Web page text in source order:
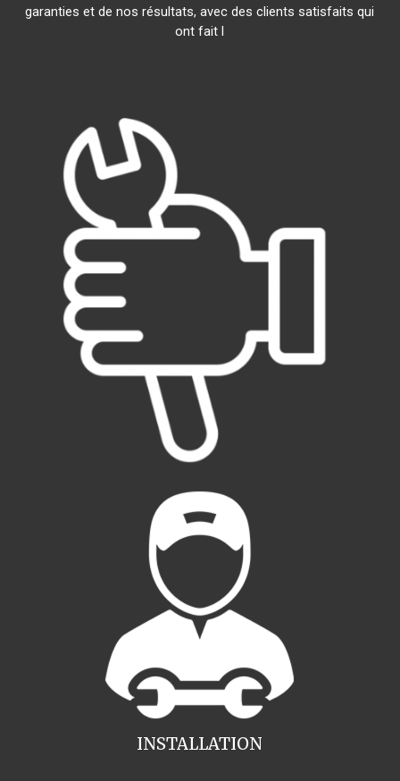
garanties et de nos résultats, avec des clients satisfaits qui
ont fait l
INSTALLATION